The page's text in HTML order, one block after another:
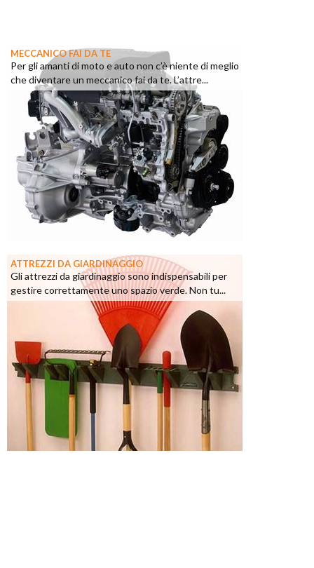
MECCANICO FAI DA TE
Per gli amanti di moto e auto non c’è niente di meglio
che diventare un meccanico fai da te. L’attre...
ATTREZZI DA GIARDINAGGIO
Gli attrezzi da giardinaggio sono indispensabili per
gestire correttamente uno spazio verde. Non tu...